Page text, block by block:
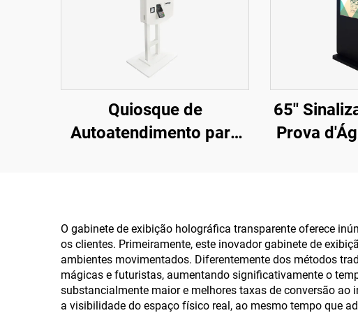
Quiosque de
Autoatendimento para
Polegadas Certificada
pela FCC
65''
Prova
O gabinete de exibição holográfica transparente oferece
os clientes. Primeiramente, este inovador gabinete de
ambientes movimentados. Diferentemente dos métodos
mágicas e futuristas, aumentando significativamente o
substancialmente maior e melhores taxas de conversão
a visibilidade do espaço físico real, ao mesmo tempo que